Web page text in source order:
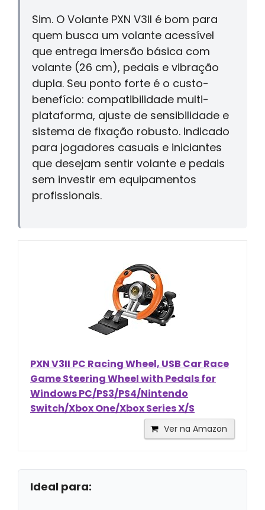
Sim. O Volante PXN V3II é bom para
quem busca um volante acessível
que entrega imersão básica com
volante (26 cm), pedais e vibração
dupla. Seu ponto forte é o custo-
benefício: compatibilidade multi-
plataforma, ajuste de sensibilidade e
sistema de fixação robusto. Indicado
para jogadores casuais e iniciantes
que desejam sentir volante e pedais
sem investir em equipamentos
profissionais.
PXN V3II PC Racing Wheel, USB Car Race
Game Steering Wheel with Pedals for
Windows PC/PS3/PS4/Nintendo
Switch/Xbox One/Xbox Series X/S
Ver na Amazon
Ideal para: